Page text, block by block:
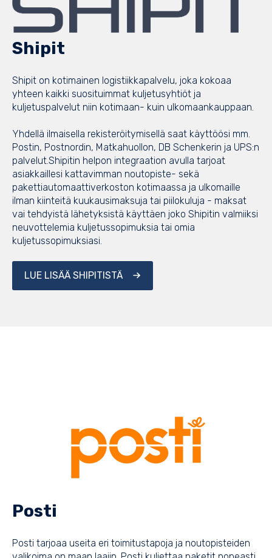
Shipit
Shipit on kotimainen logistiikkapalvelu, joka kokoaa
yhteen kaikki suosituimmat kuljetusyhtiöt ja
kuljetuspalvelut niin kotimaan- kuin ulkomaankauppaan.
Yhdellä ilmaisella rekisteröitymisellä saat käyttöösi mm.
Postin, Postnordin, Matkahuollon, DB Schenkerin ja UPS:n
palvelut.Shipitin helpon integraation avulla tarjoat
asiakkaillesi kattavimman noutopiste- sekä
pakettiautomaattiverkoston kotimaassa ja ulkomaille
ilman kiinteitä kuukausimaksuja tai piilokuluja - maksat
vai tehdyistä lähetyksistä käyttäen joko Shipitin valmiiksi
neuvottelemia kuljetussopimuksia tai omia
kuljetussopimuksiasi.
LUE LISÄÄ SHIPITISTÄ
Posti
Posti tarjoaa useita eri toimitustapoja ja noutopisteiden